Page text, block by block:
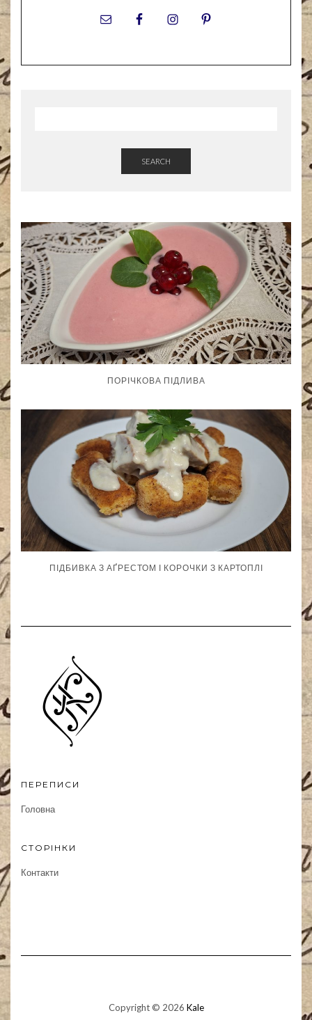
SEARCH
ПОРІЧКОВА ПІДЛИВА
ПІДБИВКА З АҐРЕСТОМ І КОРОЧКИ З КАРТОПЛІ
ПЕРЕПИСИ
Головна
СТОРІНКИ
Контакти
Copyright © 2026 Kale